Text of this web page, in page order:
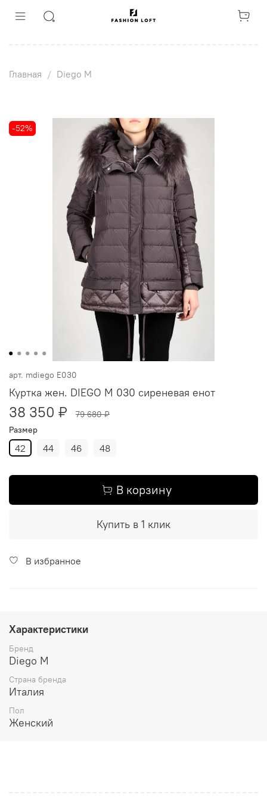
Главная Diego M
-52%
арт. mdiego E030
Куртка жен. DIEGO M 030 сиреневая енот
38 350 ₽
79 680 ₽
Размер
42 44 46 48
В корзину
Купить в 1 клик
В избранное
Характеристики
Бренд
Diego M
Страна бренда
Италия
Пол
Женский